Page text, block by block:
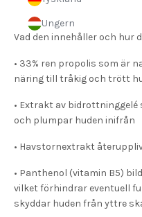
Ungern
Vad den innehåller och hur
• 33% ren propolis som är
näring till tråkig och trött
• Extrakt av
och plumpar huden inifrån
• Havstornextrakt
• Panthenol (vitamin B5)
vilket förhindrar eventuell
skyddar huden från yttre